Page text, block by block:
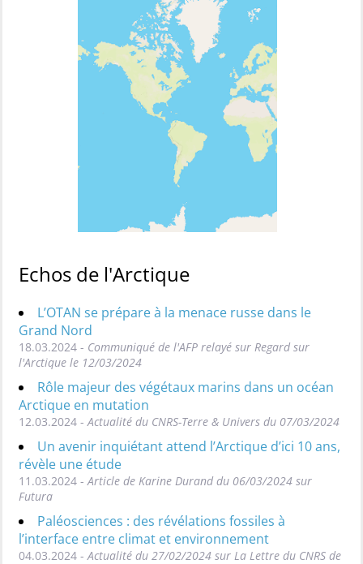
Echos de l'Arctique
L’OTAN se prépare à la menace russe dans le
Grand Nord
18.03.2024 - Communiqué de l'AFP relayé sur Regard sur
l'Arctique le 12/03/2024
Rôle majeur des végétaux marins dans un océan
Arctique en mutation
12.03.2024 - Actualité du CNRS-Terre & Univers du 07/03/2024
Un avenir inquiétant attend l’Arctique d’ici 10 ans,
révèle une étude
11.03.2024 - Article de Karine Durand du 06/03/2024 sur
Futura
Paléosciences : des révélations fossiles à
l’interface entre climat et environnement
04.03.2024 - Actualité du 27/02/2024 sur La Lettre du CNRS de